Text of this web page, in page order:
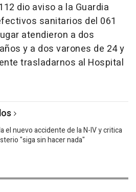
dio aviso a la Guardia
sanitarios del 061
atendieron a dos
y a dos varones de 24 y
trasladarnos al Hospital
el nuevo accidente de la N-IV y critica
"siga sin hacer nada"